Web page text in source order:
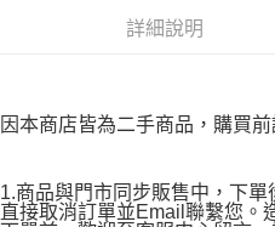
５．嚴禁一人註冊多個帳號或使用他
詳細說明
因本商店皆為二手商品，購買
1.商品與門市同步販售中，下
直接取消訂單並Email聯繫您。